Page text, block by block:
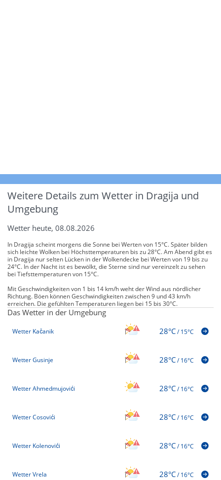
Weitere Details zum Wetter in Dragija und
Umgebung
Wetter heute, 08.08.2026
In Dragija scheint morgens die Sonne bei Werten von 15°C. Später bilden
sich leichte Wolken bei Höchsttemperaturen bis zu 28°C. Am Abend gibt es
in Dragija nur selten Lücken in der Wolkendecke bei Werten von 19 bis zu
24°C. In der Nacht ist es bewölkt, die Sterne sind nur vereinzelt zu sehen
bei Tiefsttemperaturen von 15°C.
Mit Geschwindigkeiten von 1 bis 14 km/h weht der Wind aus nördlicher
Richtung. Böen können Geschwindigkeiten zwischen 9 und 43 km/h
erreichen. Die gefühlten Temperaturen liegen bei 15 bis 30°C.
Das Wetter in der Umgebung
Wetter Kačanik 28°C/15°C
Wetter Gusinje 28°C/16°C
Wetter Ahmedmujovići 28°C/16°C
Wetter Cosovići 28°C/16°C
Wetter Kolenovići 28°C/16°C
Wetter Vrela 28°C/16°C